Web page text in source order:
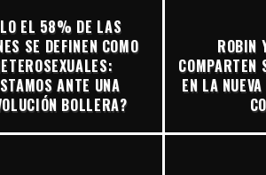
EL 58% DE LAS
SE DEFINEN COMO
ANTE UNA
BOLLERA?
ROBIN
COMPARTEN
EN LA